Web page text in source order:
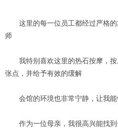
这里的每一位员工都经过严格的
师
我特别喜欢这里的热石按摩，按
张点，并给予有效的缓解
会馆的环境也非常宁静，让我能
作为一位母亲，我很高兴能找到